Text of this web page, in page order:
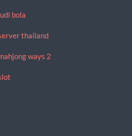
bola
thailand
ways 2